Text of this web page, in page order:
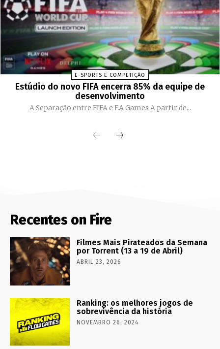
E-SPORTS E COMPETIÇÃO
Estúdio do novo FIFA encerra 85% da equipe de
desenvolvimento
A Separação entre FIFA e EA Games A partir de...
Recentes on Fire
Filmes Mais Pirateados da Semana
por Torrent (13 a 19 de Abril)
ABRIL 23, 2026
Ranking: os melhores jogos de
sobrevivência da história
NOVEMBRO 26, 2024